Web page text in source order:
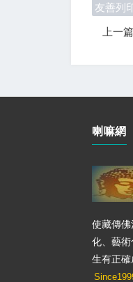
友善列
上一
喇嘛網
使藏傳
化、藝
生有正確